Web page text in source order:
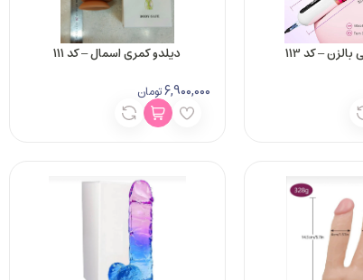
– کد 113 دیلدو کمری اسمال – کد 111
6,900,000تومان